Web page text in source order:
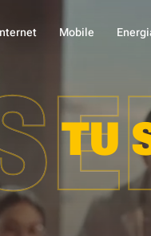
Mobile
TU